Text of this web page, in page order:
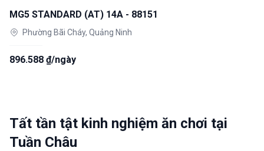
MG5 STANDARD (AT) 14A - 88151
Phường Bãi Cháy, Quảng Ninh
896.588 ₫/ngày
Tất tần tật kinh nghiệm ăn chơi tại
Tuần Châu